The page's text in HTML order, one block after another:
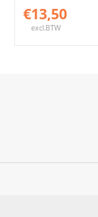
€13,50
excl.BTW